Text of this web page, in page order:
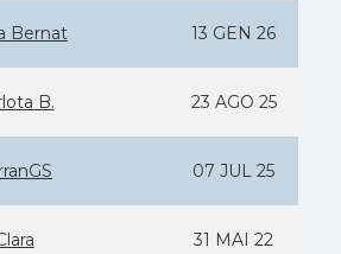
Bernat 13 GEN 26
B. 23 AGO 25
07 JUL 25
31 MAI 22